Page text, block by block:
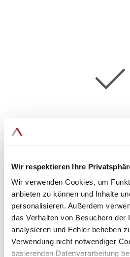
Wir respektieren Ihre
Wir verwenden Cookies, um
anbieten zu können und Inhalte
personalisieren. Außerdem
das Verhalten von Besuchern der
analysieren und Fehler beheben
Verwendung nicht notwendiger
basierenden Datenverarbeitung
Budgetfestlegung: Bestimmen Sie ein
Enterprise Search-Lösung. Welche
Bild